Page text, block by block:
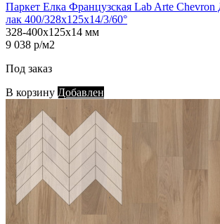
Паркет Елка Французская Lab Arte
лак 400/328х125х14/3/60°
328-400х125х14 мм
9 038 р/м2
Под заказ
В корзину Добавлен